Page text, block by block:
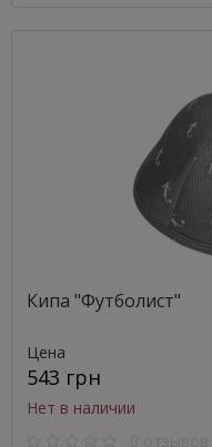
Кипа "Футболист"
Цена
543 грн
Нет в наличии